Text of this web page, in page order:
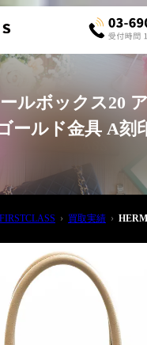
5890
ルボックス20
ールド金具 A刻
買取実績